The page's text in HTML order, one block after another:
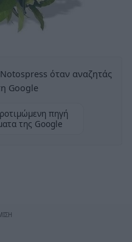
όταν αναζητάς
Google
πηγή
της Google